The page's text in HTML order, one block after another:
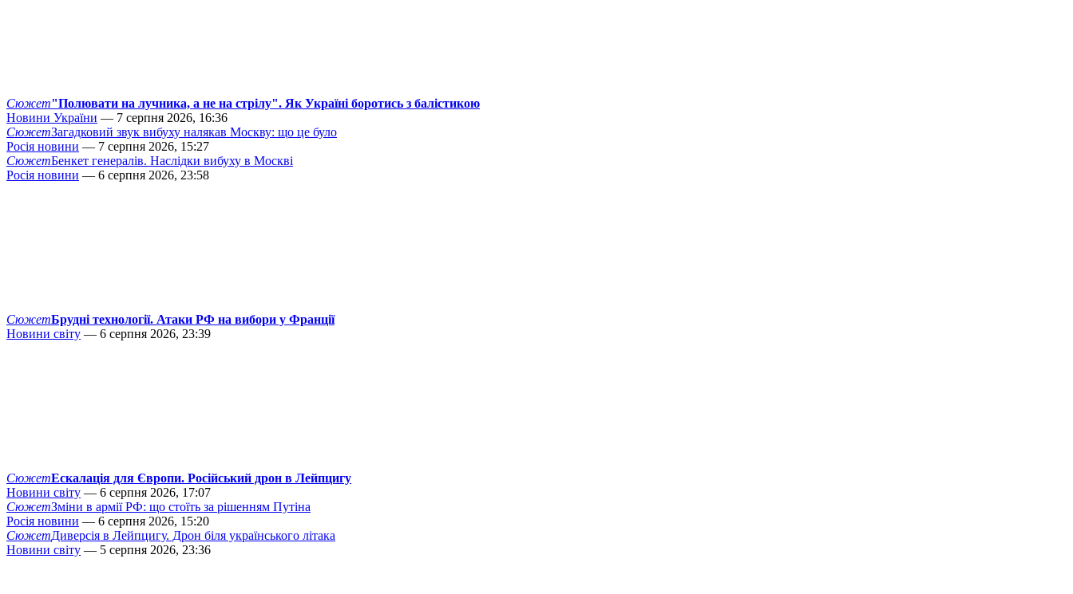
Сюжет"Полювати на лучника, а не на стрілу". Як Україні боротись з балістикою
Новини України — 7 серпня 2026, 16:36
СюжетЗагадковий звук вибуху налякав Москву: що це було
Росія новини — 7 серпня 2026, 15:27
СюжетБенкет генералів. Наслідки вибуху в Москві
Росія новини — 6 серпня 2026, 23:58
СюжетБрудні технології. Атаки РФ на вибори у Франції
Новини світу — 6 серпня 2026, 23:39
СюжетЕскалація для Європи. Російський дрон в Лейпцигу
Новини світу — 6 серпня 2026, 17:07
СюжетЗміни в армії РФ: що стоїть за рішенням Путіна
Росія новини — 6 серпня 2026, 15:20
СюжетДиверсія в Лейпцигу. Дрон біля українського літака
Новини світу — 5 серпня 2026, 23:36